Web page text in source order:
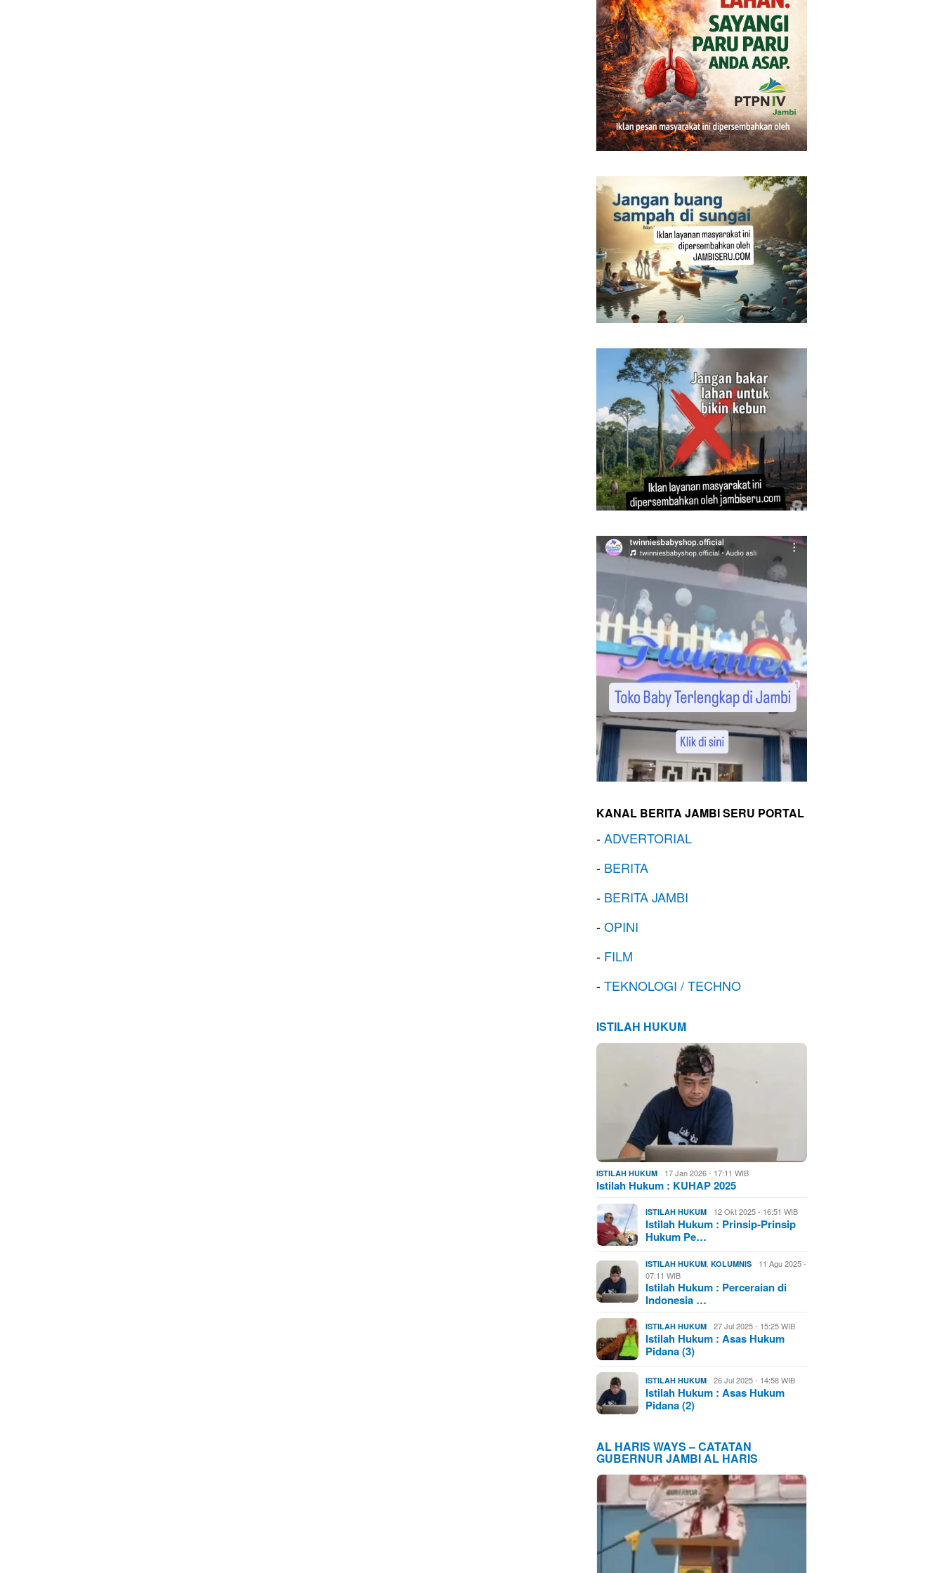
KANAL BERITA JAMBI SERU PORTAL
-ADVERTORIAL
- BERITA
- BERITA JAMBI
-OPINI
- FILM
-TEKNOLOGI / TECHNO
ISTILAH HUKUM
ISTILAH HUKUM 17 Jan 2026 - 17:11 WIB
Istilah Hukum : KUHAP 2025
ISTILAH HUKUM 12 Okt 2025 - 16:51 WIB
Istilah Hukum : Prinsip-Prinsip
Hukum Pe…
ISTILAH HUKUM ,KOLUMNIS
11 Agu 2025 -
07:11 WIB
Istilah Hukum : Perceraian di
Indonesia …
ISTILAH HUKUM 27 Jul 2025 - 15:25 WIB
Istilah Hukum : Asas Hukum
Pidana (3)
ISTILAH HUKUM 26 Jul 2025 - 14:58 WIB
Istilah Hukum : Asas Hukum
Pidana (2)
AL HARIS WAYS – CATATAN
GUBERNUR JAMBI AL HARIS